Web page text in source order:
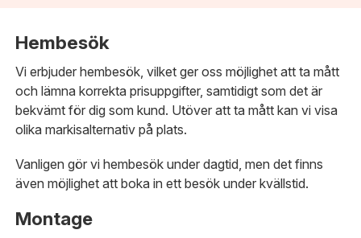
Hembesök
Vi erbjuder hembesök, vilket ger oss möjlighet att ta mått
och lämna korrekta prisuppgifter, samtidigt som det är
bekvämt för dig som kund. Utöver att ta mått kan vi visa
olika markisalternativ på plats.
Vanligen gör vi hembesök under dagtid, men det finns
även möjlighet att boka in ett besök under kvällstid.
Montage